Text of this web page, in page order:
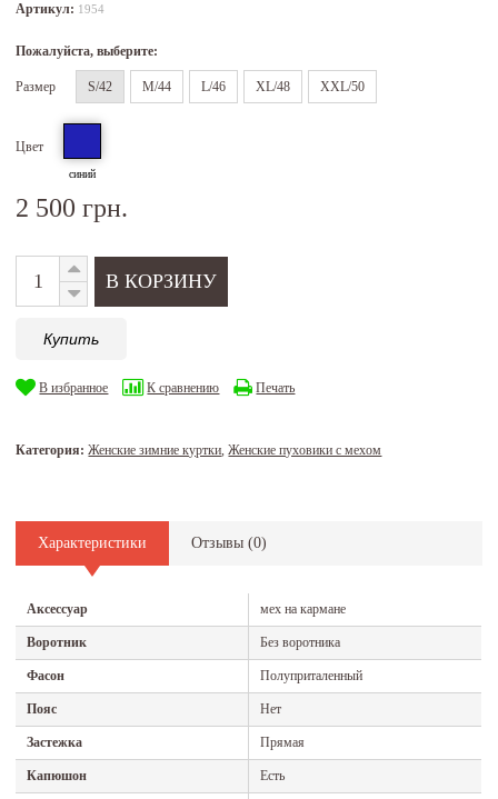
Артикул: 1954
Пожалуйста, выберите:
Размер S/42 M/44 L/46 XL/48 XXL/50
Цвет
синий
2 500 грн.
Купить
В избранное К сравнению Печать
Категория:Женские зимние куртки,Женские пуховики с мехом
Характеристики Отзывы (0)
Аксессуар мех на кармане
Воротник Без воротника
Фасон Полуприталенный
Пояс Нет
Застежка Прямая
Капюшон Есть